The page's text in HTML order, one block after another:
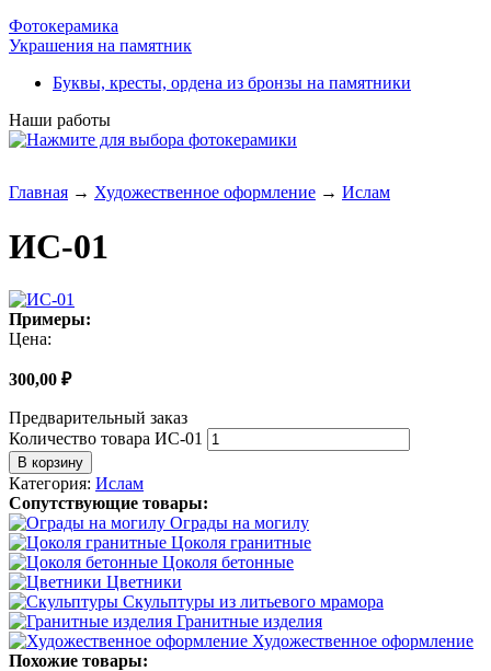
Фотокерамика
Украшения на памятник
Буквы, кресты, ордена из бронзы на памятники
Наши работы
Главная → Художественное оформление → Ислам
ИС-01
Примеры:
Цена:
300,00 ₽
Предварительный заказ
Количество товара ИС-01
В корзину
Категория: Ислам
Сопутствующие товары:
Ограды на могилу
Цоколя гранитные
Цоколя бетонные
Цветники
Скульптуры из литьевого мрамора
Гранитные изделия
Художественное оформление
Похожие товары: